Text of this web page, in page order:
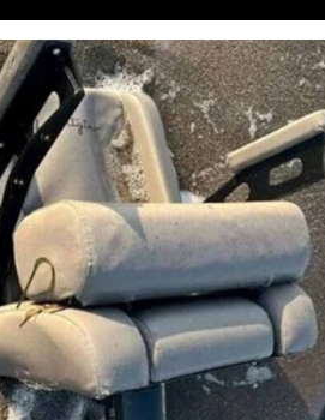
Teknesi Marmara Denizi'nde
bulunan iş insanı Halit
Tüm Türkiye'nin "bulundu
çalışmaları sürerken, olayla
yaşanıyor.